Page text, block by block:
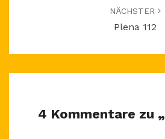
NÄCHSTER
Plena 112
4 Kommentare zu „